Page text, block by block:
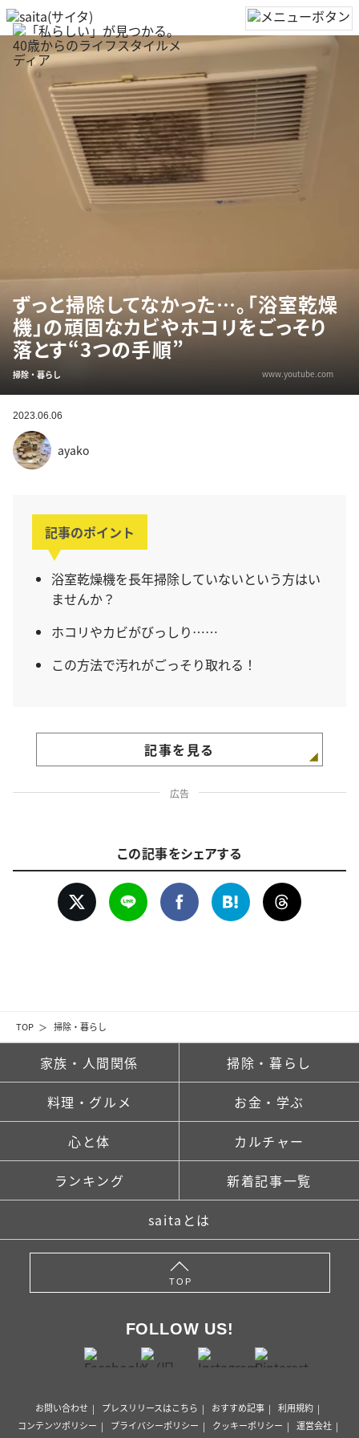
TOP 掃除・暮らし
ずっと掃除してなかった…。「浴室乾燥
機」の頑固なカビやホコリをごっそり
落とす“3つの手順”
掃除・暮らし www.youtube.com
2023.06.06
ayako
記事のポイント
浴室乾燥機を長年掃除していないという方はい
ませんか？
ホコリやカビがびっしり……
この方法で汚れがごっそり取れる！
記事を見る
広告
この記事をシェアする
家族・人間関係 掃除・暮らし
料理・グルメ お金・学ぶ
心と体 カルチャー
ランキング 新着記事一覧
saitaとは
TOP
FOLLOW US!
お問い合わせ プレスリリースはこちら おすすめ記事
利用規約
コンテンツポリシー
プライバシーポリシー クッキーポリシー
運営会社